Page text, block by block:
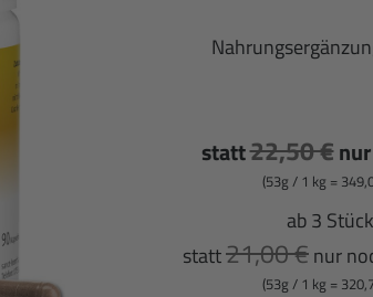
statt22,50 €nur
(53g / 1 kg =
ab 3 Stück
statt21,00 €nur
(53g / 1 kg =